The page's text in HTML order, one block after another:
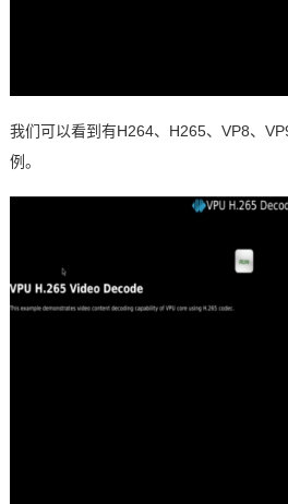
我们可以看到有H264、 H265、 VP8、
例。